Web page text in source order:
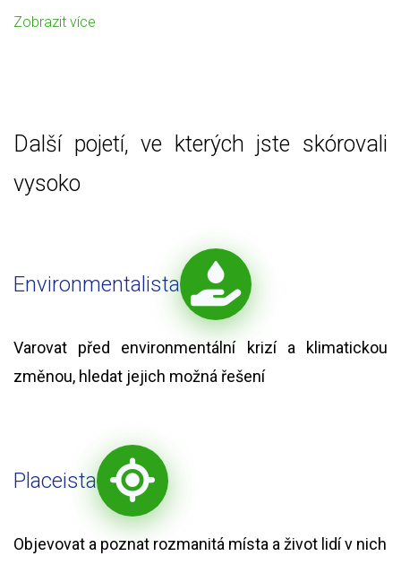
Zobrazit více
Další pojetí, ve kterých jste skórovali
vysoko
Environmentalista
Varovat před environmentální krizí a klimatickou
změnou, hledat jejich možná řešení
Placeista
Objevovat a poznat rozmanitá místa a život lidí v nich